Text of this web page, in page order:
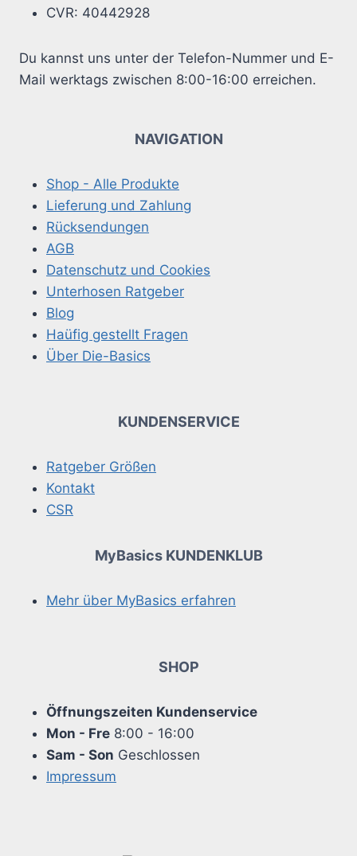
CVR: 40442928
Du kannst uns unter der Telefon-Nummer und E-
Mail werktags zwischen 8:00-16:00 erreichen.
NAVIGATION
Shop - Alle Produkte
Lieferung und Zahlung
Rücksendungen
AGB
Datenschutz und Cookies
Unterhosen Ratgeber
Blog
Haüfig gestellt Fragen
Über Die-Basics
KUNDENSERVICE
Ratgeber Größen
Kontakt
CSR
MyBasics KUNDENKLUB
Mehr über MyBasics erfahren
SHOP
Öffnungszeiten Kundenservice
Mon - Fre 8:00 - 16:00
Sam - Son Geschlossen
Impressum